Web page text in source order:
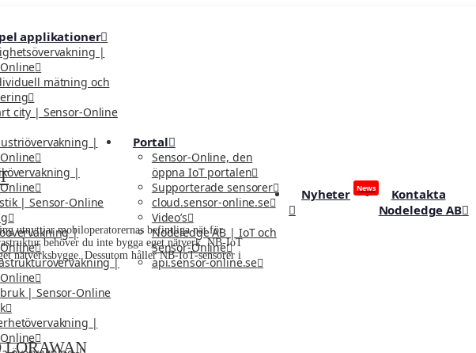
applikationer
|
mätning och
city | Sensor-Online
|
|
| Sensor-Online
|
|
| Sensor-Online
|
Portal
Sensor-Online, den
öppna IoT portalen
Supporterade sensorer
cloud.sensor-online.se
Video’s
Nodeledge AB | IoT och
Sensor-Online
api.sensor-online.se
Nyheter News
Kontakta
Nodeledge AB
utnyttjar mobiloperatorernas befintliga nät för
behöver du inte bygga eget nätverk. NB-IoT
nätverksbygge. Dessutom håller NB-IoT-sensorer i
LORAWAN